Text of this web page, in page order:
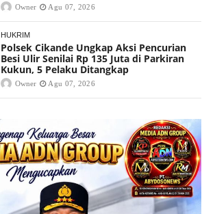
Owner Agu 07, 2026
HUKRIM
Polsek Cikande Ungkap Aksi Pencurian
Besi Ulir Senilai Rp 135 Juta di Parkiran
Kukun, 5 Pelaku Ditangkap
Owner Agu 07, 2026